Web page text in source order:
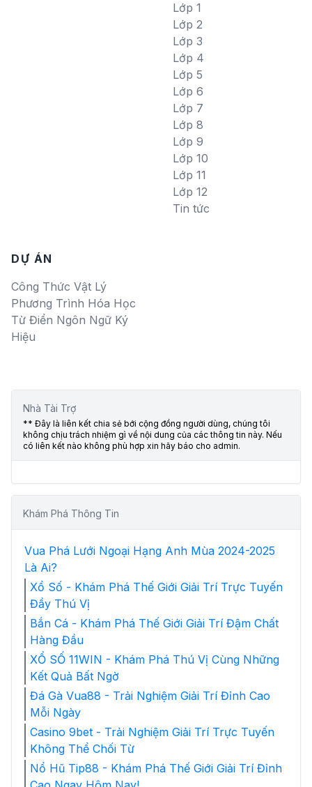
Lớp 1
Lớp 2
Lớp 3
Lớp 4
Lớp 5
Lớp 6
Lớp 7
Lớp 8
Lớp 9
Lớp 10
Lớp 11
Lớp 12
Tin tức
DỰ ÁN
Công Thức Vật Lý
Phương Trình Hóa Học
Từ Điển Ngôn Ngữ Ký
Hiệu
Nhà Tài Trợ
** Đây là liên kết chia sẻ bới cộng đồng người dùng, chúng tôi
không chịu trách nhiệm gì về nội dung của các thông tin này. Nếu
có liên kết nào không phù hợp xin hãy báo cho admin.
Khám Phá Thông Tin
Vua Phá Lưới Ngoại Hạng Anh Mùa 2024-2025
Là Ai?
Xổ Số - Khám Phá Thế Giới Giải Trí Trực Tuyến
Đầy Thú Vị
Bắn Cá - Khám Phá Thế Giới Giải Trí Đậm Chất
Hàng Đầu
XỔ SỐ 11WIN - Khám Phá Thú Vị Cùng Những
Kết Quả Bất Ngờ
Đá Gà Vua88 - Trải Nghiệm Giải Trí Đỉnh Cao
Mỗi Ngày
Casino 9bet - Trải Nghiệm Giải Trí Trực Tuyến
Không Thể Chối Từ
Nổ Hũ Tip88 - Khám Phá Thế Giới Giải Trí Đỉnh